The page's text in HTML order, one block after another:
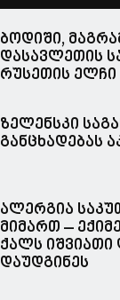
ბოდიში,
დასავლეთის
რუსეთის ელჩი
ზელენსკი
განცხადებას
ალერგია
მიმართ –
ქალს იშვიათი
დაუდგინეს